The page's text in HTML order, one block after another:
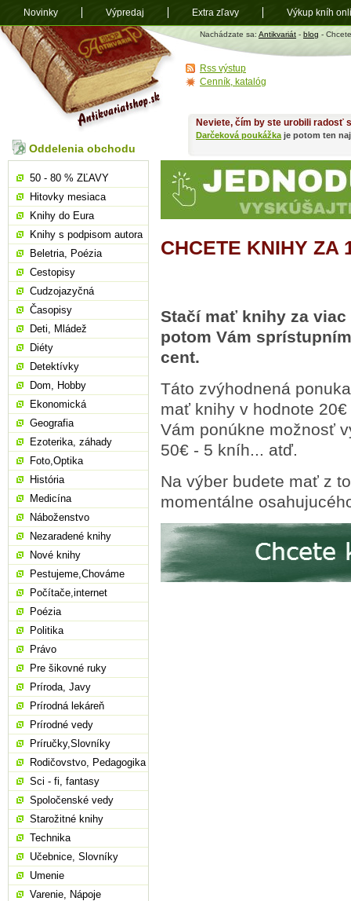
Antikvariát
shop.sk
Nachádzate sa: Antikvariát - blog -
CHCETE KNIHY ZA
Stačí mať knihy za
potom Vám
cent.
Táto zvýhodnená
mať knihy v hodnote
Vám ponúkne možnosť
50€ - 5 kníh... atď.
Na výber budete mať z
momentálne
Neviete, čím by ste urobili radosť
Darčeková poukážka je potom ten
Oddelenia obchodu
50 - 80 % ZĽAVY
Hitovky mesiaca
Knihy do Eura
Knihy s podpisom autora
Beletria, Poézia
Cestopisy
Cudzojazyčná
Časopisy
Deti, Mládež
Diéty
Detektívky
Dom, Hobby
Ekonomická
Geografia
Ezoterika, záhady
Foto,Optika
História
Medicína
Náboženstvo
Nezaradené knihy
Nové knihy
Pestujeme,Chováme
Počítače,internet
Poézia
Politika
Právo
Pre šikovné ruky
Príroda, Javy
Prírodná lekáreň
Prírodné vedy
Príručky,Slovníky
Rodičovstvo, Pedagogika
Sci - fi, fantasy
Spoločenské vedy
Starožitné knihy
Technika
Učebnice, Slovníky
Umenie
Varenie, Nápoje
Rss výstup
Cenník, katalóg
Novinky Výpredaj Extra zľavy Výkup kníh